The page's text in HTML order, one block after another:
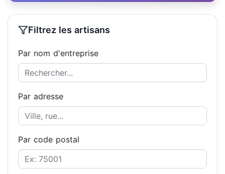
Filtrez les artisans
Par nom d'entreprise
Par adresse
Par code postal